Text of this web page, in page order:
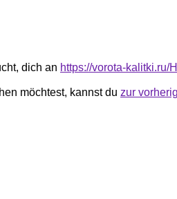
dich an https://vorota-kalitki.ru/
möchtest, kannst du zur